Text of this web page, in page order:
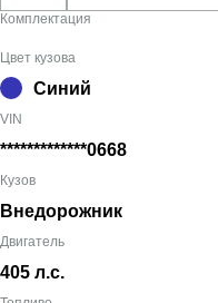
Комплектация
Цвет кузова
Синий
VIN
*************0668
Кузов
Внедорожник
Двигатель
405 л.с.